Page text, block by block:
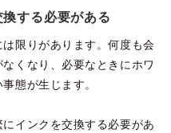
する必要がある
限りがあります。何度も会
くなり、必要なときにホワ
態が生じます。
インクを交換する必要があ